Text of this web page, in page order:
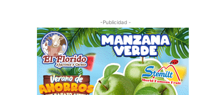
-Publicidad -